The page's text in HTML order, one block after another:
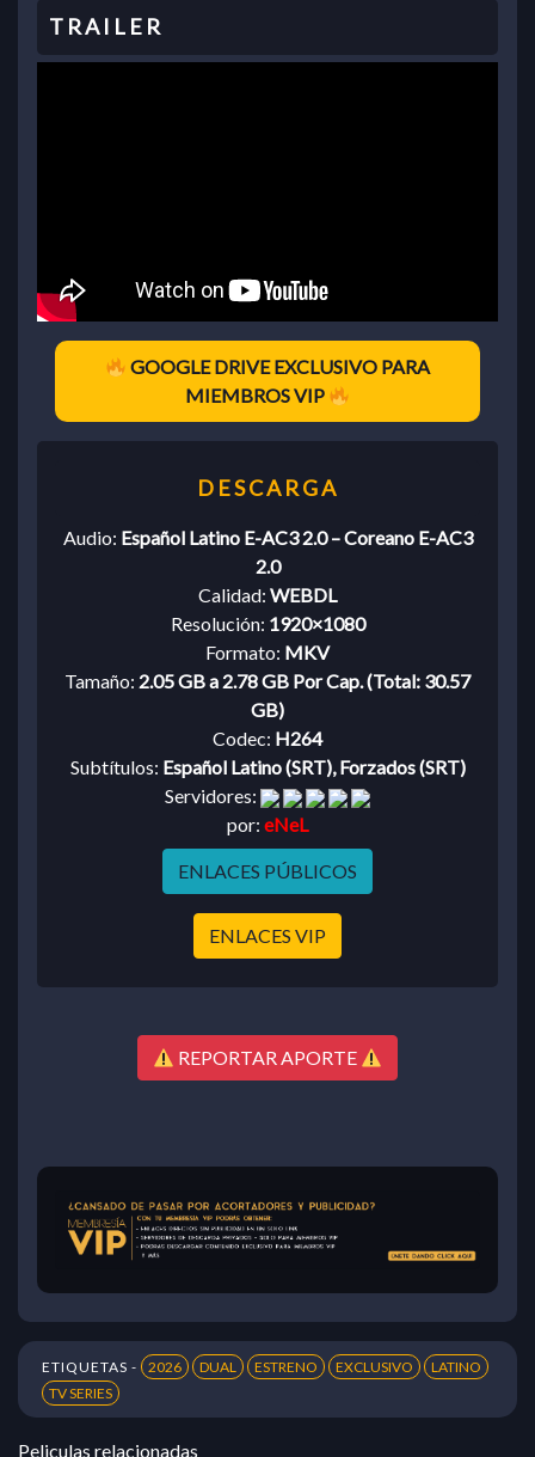
GOOGLE DRIVE EXCLUSIVO PARA
MIEMBROS VIP
Audio: Español Latino E-AC3 2.0 – Coreano E-AC3
2.0
Calidad: WEBDL
Resolución: 1920×1080
Formato: MKV
Tamaño: 2.05 GB a 2.78 GB Por Cap. (Total: 30.57
GB)
Codec: H264
Subtítulos: Español Latino (SRT), Forzados (SRT)
Servidores:
por: eNeL
ENLACES PÚBLICOS
ENLACES VIP
REPORTAR APORTE
ETIQUETAS - 2026 DUAL ESTRENO EXCLUSIVO
LATINO
TV SERIES
Peliculas relacionadas